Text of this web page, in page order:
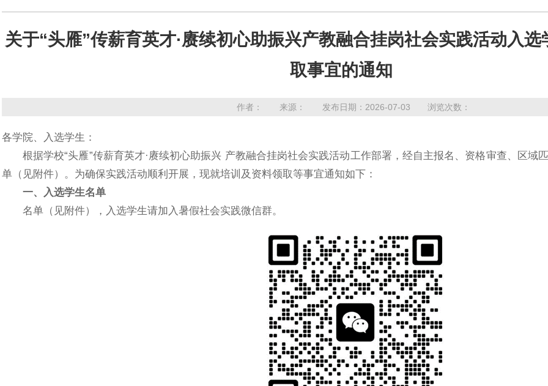
关于“头雁”传薪育英才·赓续初心助振兴产教融合挂岗社会实践活动入
取事宜的通知
作者： 来源： 发布日期：2026-07-03 浏览次数：
各学院、入选学生：
根据学校“头雁”传薪育英才·赓续初心助振兴 产教融合挂岗社会实践活动工作部署，经自主报名、资格审查、区域
单（见附件）。为确保实践活动顺利开展，现就培训及资料领取等事宜通知如下：
一、入选学生名单
名单（见附件），入选学生请加入暑假社会实践微信群。